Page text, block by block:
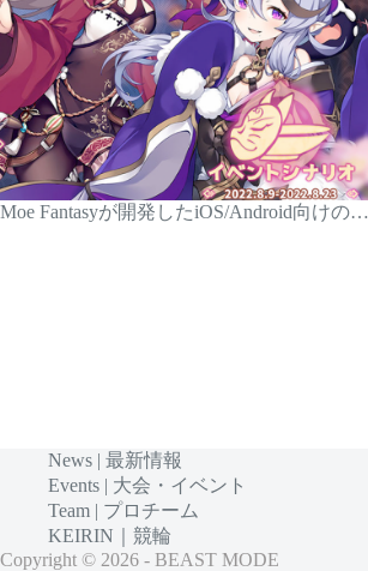
Moe Fantasyが開発したiOS/Android向けの…
News | 最新情報
Events | 大会・イベント
Team | プロチーム
KEIRIN｜競輪
Copyright © 2026 - BEAST MODE